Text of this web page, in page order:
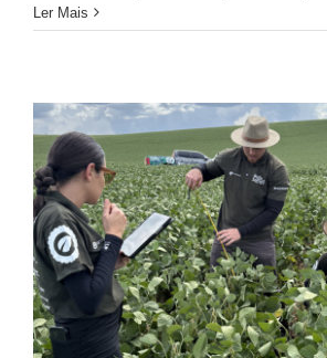
Ler Mais